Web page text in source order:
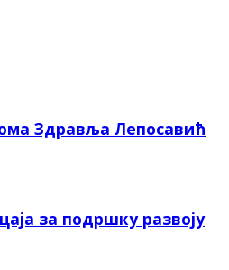
Здравља Лепосавић
за подршку развоју